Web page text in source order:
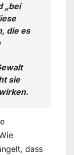
„bei
die es
sie
dass